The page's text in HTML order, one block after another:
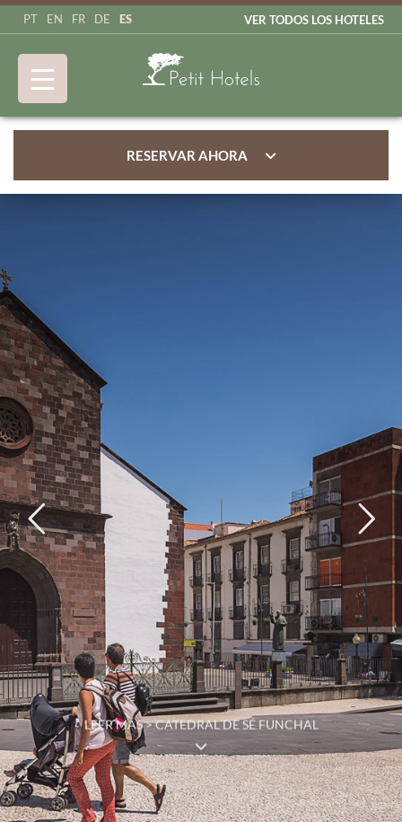
PT EN FR DE ES VER TODOS LOS HOTELES
RESERVAR AHORA
LEER MÁS > CATEDRAL DE SÉ FUNCHAL